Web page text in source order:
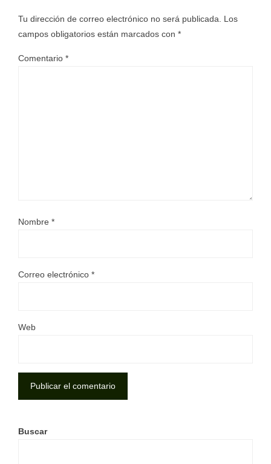
Tu dirección de correo electrónico no será publicada.
Los
campos obligatorios están marcados con *
Comentario *
Nombre *
Correo electrónico *
Web
Buscar